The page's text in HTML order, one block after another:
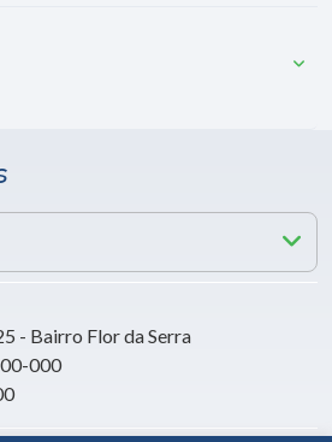
- Bairro Flor da Serra
000